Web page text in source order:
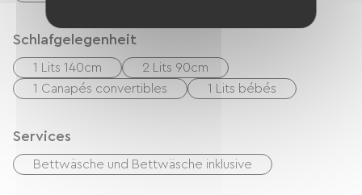
Schlafgelegenheit
1 Lits 140cm
2 Lits 90cm
1 Canapés convertibles
1 Lits bébés
Services
Bettwäsche und Bettwäsche inklusive